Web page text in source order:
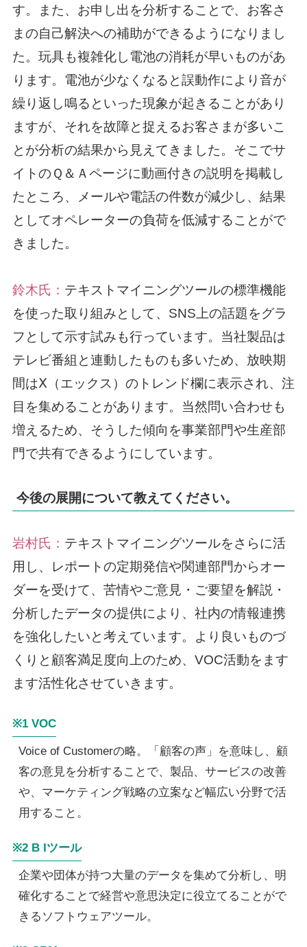
す。また、お申し出を分析することで、お客さ
まの自己解決への補助ができるようになりまし
た。玩具も複雑化し電池の消耗が早いものがあ
ります。電池が少なくなると誤動作により音が
繰り返し鳴るといった現象が起きることがあり
ますが、それを故障と捉えるお客さまが多いこ
とが分析の結果から見えてきました。そこでサ
イトのＱ＆Ａページに動画付きの説明を掲載し
たところ、メールや電話の件数が減少し、結果
としてオペレーターの負荷を低減することがで
きました。
鈴木氏： テキストマイニングツールの標準機能
を使った取り組みとして、SNS上の話題をグラ
フとして示す試みも行っています。当社製品は
テレビ番組と連動したものも多いため、放映期
間はⅩ（エックス）のトレンド欄に表示され、注
目を集めることがあります。当然問い合わせも
増えるため、そうした傾向を事業部門や生産部
門で共有できるようにしています。
今後の展開について教えてください。
岩村氏： テキストマイニングツールをさらに活
用し、レポートの定期発信や関連部門からオー
ダーを受けて、苦情やご意見・ご要望を解説・
分析したデータの提供により、社内の情報連携
を強化したいと考えています。より良いものづ
くりと顧客満足度向上のため、VOC活動をます
ます活性化させていきます。
※1 VOC
Voice of Customerの略。「顧客の声」を意味し、顧
客の意見を分析することで、製品、サービスの改善
や、マーケティング戦略の立案など幅広い分野で活
用すること。
※2 B Iツール
企業や団体が持つ大量のデータを集めて分析し、明
確化することで経営や意思決定に役立てることがで
きるソフトウェアツール。